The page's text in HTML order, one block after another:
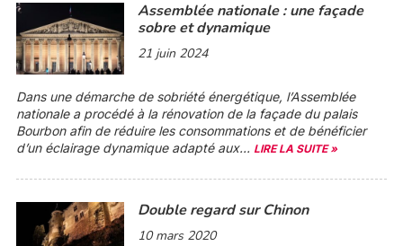
Assemblée nationale : une façade
sobre et dynamique
21 juin 2024
Dans une démarche de sobriété énergétique, l’Assemblée
nationale a procédé à la rénovation de la façade du palais
Bourbon afin de réduire les consommations et de bénéficier
d’un éclairage dynamique adapté aux... LIRE LA SUITE »
Double regard sur Chinon
10 mars 2020